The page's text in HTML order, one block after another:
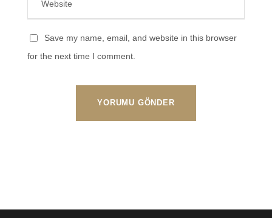
Save my name, email, and website in this browser
for the next time I comment.